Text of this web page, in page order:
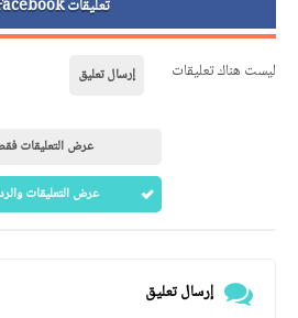
تعليقات Facebook
ليست هناك تعليقات إرسال تعليق
عرض التعليقات
عرض التعليقات
إرسال تعليق